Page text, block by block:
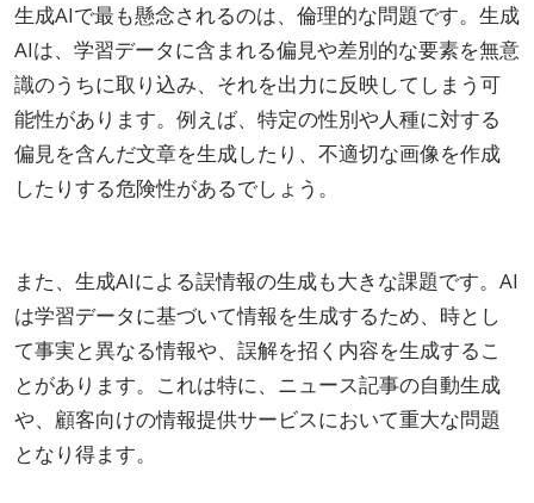
生成AIで最も懸念されるのは、倫理的な問題です。生成
AIは、学習データに含まれる偏見や差別的な要素を無意
識のうちに取り込み、それを出力に反映してしまう可
能性があります。例えば、特定の性別や人種に対する
偏見を含んだ文章を生成したり、不適切な画像を作成
したりする危険性があるでしょう。
また、生成AIによる誤情報の生成も大きな課題です。AI
は学習データに基づいて情報を生成するため、時とし
て事実と異なる情報や、誤解を招く内容を生成するこ
とがあります。これは特に、ニュース記事の自動生成
や、顧客向けの情報提供サービスにおいて重大な問題
となり得ます。